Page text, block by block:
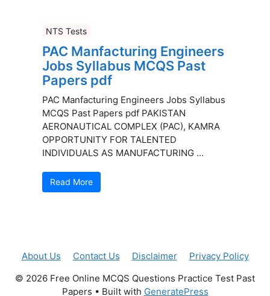
NTS Tests
PAC Manfacturing Engineers
Jobs Syllabus MCQS Past
Papers pdf
PAC Manfacturing Engineers Jobs Syllabus
MCQS Past Papers pdf PAKISTAN
AERONAUTICAL COMPLEX (PAC), KAMRA
OPPORTUNITY FOR TALENTED
INDIVIDUALS AS MANUFACTURING ...
Read More
About Us Contact Us Disclaimer
Privacy Policy
© 2026 Free Online MCQS Questions Practice Test Past
Papers • Built with GeneratePress